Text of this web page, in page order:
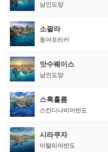
남인도양
소팔라
동아프리카
앗수웨이스
남인도양
스톡홀름
스칸디나비아반도
시라쿠자
이탈리아반도